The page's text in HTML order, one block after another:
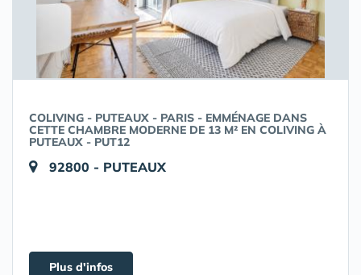
COLIVING - PUTEAUX - PARIS - EMMÉNAGE DANS
CETTE CHAMBRE MODERNE DE 13 M² EN COLIVING À
PUTEAUX - PUT12
92800 - PUTEAUX
Plus d'infos